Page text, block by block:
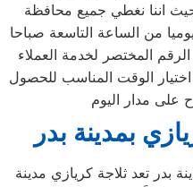
حيث اننا نغطي جميع محافظة
من الساعة التاسعة صباحا
الوقت المناسب للحصول
على مدار اليوم
بمدينة بدر